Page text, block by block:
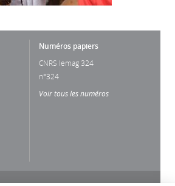
Numéros papiers
CNRS lemag 324
n°324
Voir tous les numéros